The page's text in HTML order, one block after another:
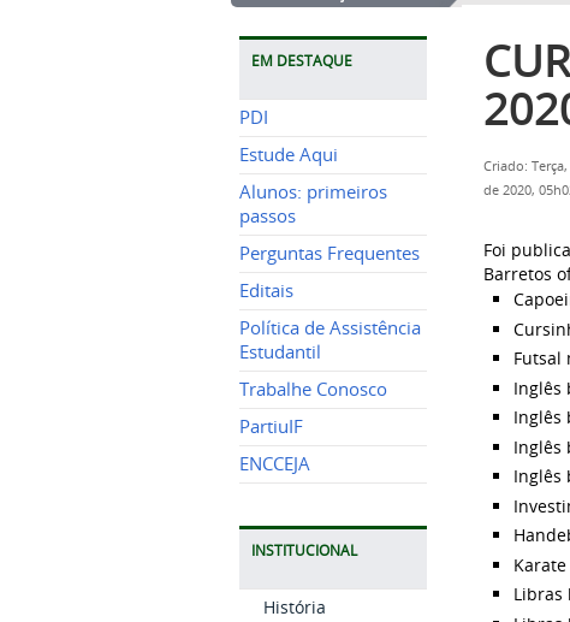
EM DESTAQUE
PDI
Estude Aqui
Alunos: primeiros
passos
Perguntas Frequentes
Editais
Política de Assistência
Estudantil
Trabalhe Conosco
PartiuIF
ENCCEJA
INSTITUCIONAL
História
Criado:
de 2020,
Foi
Barretos
Futsal
Inglês
Inglês
Inglês
Inglês
Karate
Libras